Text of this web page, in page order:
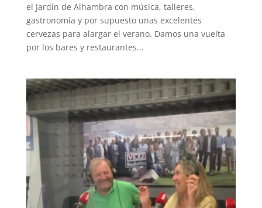
el Jardín de Alhambra con música, talleres,
gastronomía y por supuesto unas excelentes
cervezas para alargar el verano. Damos una vuelta
por los bares y restaurantes...